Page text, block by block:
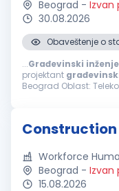
Beograd - Izvan
30.08.2026
Obaveštenje o
...Građevinski
projektant
Beograd Oblast:
Workforce
Beograd - Izvan
15.08.2026